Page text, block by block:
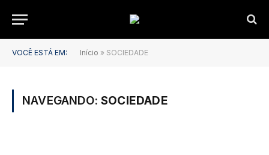
VOCÊ ESTÁ EM: Início » SOCIEDADE
NAVEGANDO:SOCIEDADE